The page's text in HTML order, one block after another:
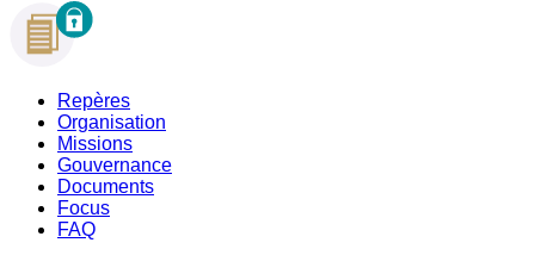
Repères
Organisation
Missions
Gouvernance
Documents
Focus
FAQ